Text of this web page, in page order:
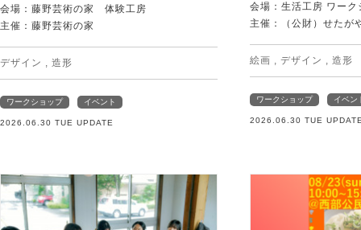
会場：藤野芸術の家 体験工房
主催：藤野芸術の家
デザイン , 造形
ワークショップ イベント
2026.06.30 TUE UPDATE
会場：生活工房 ワー
主催：（公財）せたが
絵画 , デザイン , 造形
ワークショップ イベン
2026.06.30 TUE